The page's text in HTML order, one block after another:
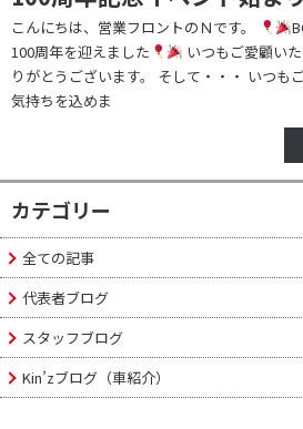
こんにちは、営業フロントのＮです。
100周年を迎えました
いつもご愛顧い
りがとうございます。 そして・・・ いつも
気持ちを込めま
カテゴリー
全ての記事
代表者ブログ
スタッフブログ
Kin’zブログ（車紹介）